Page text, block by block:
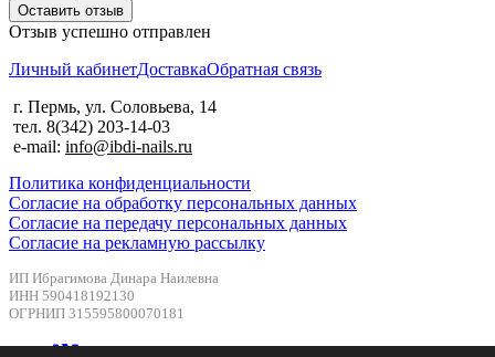
Оставить отзыв
Отзыв успешно отправлен
Личный кабинетДоставкаОбратная связь
г. Пермь, ул. Соловьева, 14
тел. 8(342) 203-14-03
e-mail: info@ibdi-nails.ru
Политика конфиденциальности
Согласие на обработку персональных данных
Согласие на передачу персональных данных
Согласие на рекламную рассылку
ИП Ибрагимова Динара Наилевна
ИНН 590418192130
ОГРНИП 315595800070181